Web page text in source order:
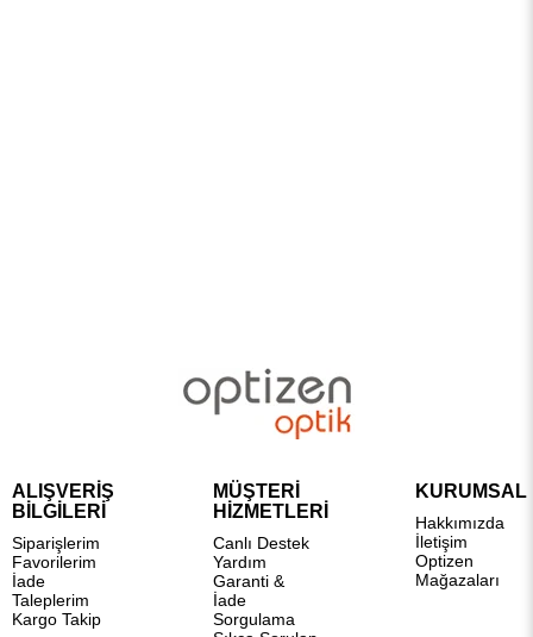
ALIŞVERİŞ
BİLGİLERİ
Siparişlerim
Favorilerim
İade
Taleplerim
Kargo Takip
MÜŞTERİ
HİZMETLERİ
Canlı Destek
Yardım
Garanti &
İade
Sorgulama
KURUMSAL
Hakkımızda
İletişim
Optizen
Mağazaları